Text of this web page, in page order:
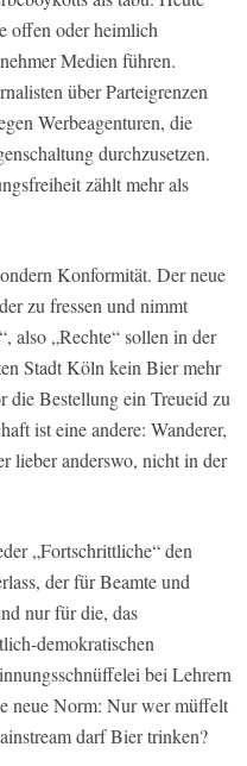
offen oder heimlich
Medien führen.
über Parteigrenzen
Werbeagenturen, die
durchzusetzen.
zählt mehr als
Konformität. Der neue
zu fressen und nimmt
also „Rechte“ sollen in der
Stadt Köln kein Bier mehr
die Bestellung ein Treueid zu
ist eine andere: Wanderer,
lieber anderswo, nicht in der
„Fortschrittliche“ den
der für Beamte und
nur für die, das
demokratischen
bei Lehrern
neue Norm: Nur wer müffelt
darf Bier trinken?